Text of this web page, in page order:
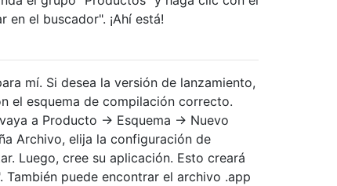
el buscador". ¡Ahí está!
mí. Si desea la versión de lanzamiento,
el esquema de compilación correcto.
a Producto -> Esquema -> Nuevo
Archivo, elija la configuración de
Luego, cree su aplicación. Esto creará
puede encontrar el archivo .app